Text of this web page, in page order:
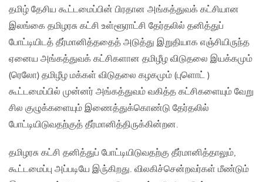
தமிழ் தேசிய கூட்டமைப்பின் பிரதான அங்கத்துவக் கட்சியான
இலங்கை தமிழரசு கட்சி உள்ளூராட்சி தேர்தலில் தனித்துப்
போட்டியிடத் தீர்மானித்ததைத் அடுத்து இறுதியாக எஞ்சியிருந்த
ஏனைய அங்கத்துவக் கட்சிகளான தமிழீழ விடுதலை இயக்கமும்
(ரெலோ) தமிழீழ மக்கள் விடுதலை கழகமும் (புளொட் )
கூட்டமைப்பில் முன்னர் அங்கத்துவம் வகித்த கட்சிகளையும் வேறு
சில குழுக்களையும் இணைத்துக்கொண்டு தேர்தலில்
போட்டியிடுவதற்குத் தீர்மானித்திருக்கின்றன.
தமிழரசு கட்சி தனித்துப் போட்டியிடுவதற்கு தீர்மானித்தாலும்,
கூட்டமைப்பு அப்படியே இரு்கிறது. விலகிச்சென்றவர்கள் மீண்டும்